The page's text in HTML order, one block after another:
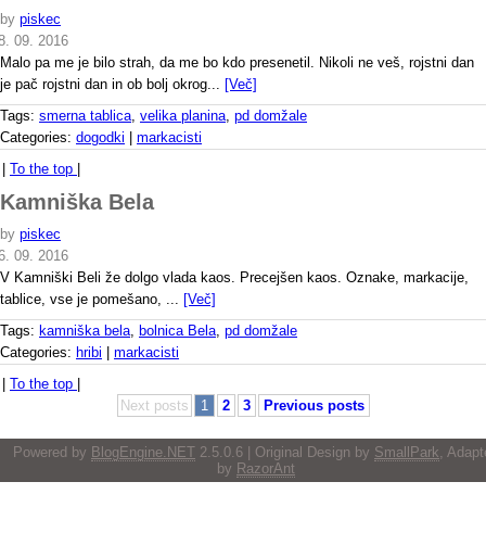
by piskec
09. 2016
Malo pa me je bilo strah, da me bo kdo presenetil. Nikoli ne veš, rojstni dan
je pač rojstni dan in ob bolj okrog... [Več]
Tags: smerna tablica, velika planina, pd domžale
Categories: dogodki
markacisti
To the top
Kamniška Bela
by piskec
09. 2016
V Kamniški Beli že dolgo vlada kaos. Precejšen kaos. Oznake, markacije,
tablice, vse je pomešano, ... [Več]
Tags: kamniška bela, bolnica Bela, pd domžale
Categories: hribi
markacisti
To the top
Next posts
1 2 3 Previous posts
Powered by BlogEngine.NET 2.5.0.6 | Original Design by SmallPark,
by RazorAnt